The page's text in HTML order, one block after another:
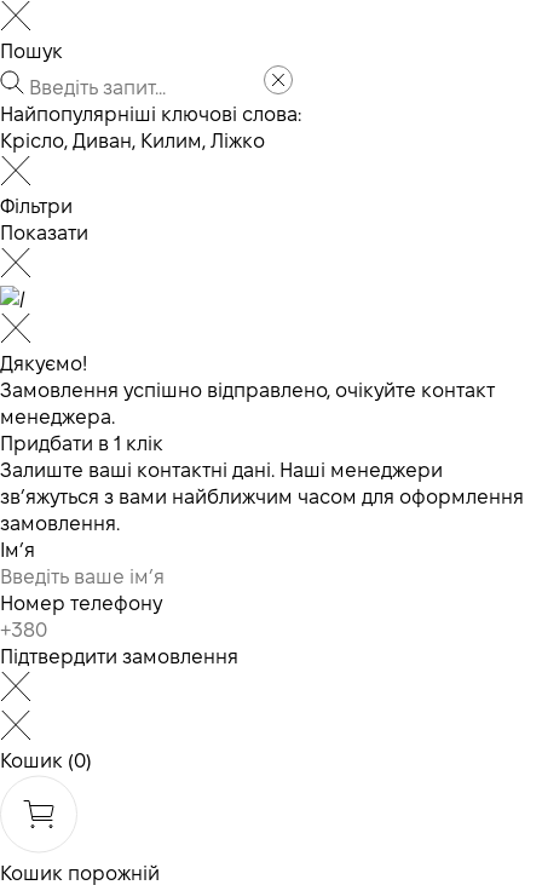
Пошук
Найпопулярніші ключові слова:
Крісло, Диван, Килим, Ліжко
Фільтри
Показати
Дякуємо!
Замовлення успішно відправлено, очікуйте контакт
менеджера.
Придбати в 1 клік
Залиште ваші контактні дані. Наші менеджери
зв’яжуться з вами найближчим часом для оформлення
замовлення.
Ім’я
Номер телефону
Підтвердити замовлення
Кошик (0)
Кошик порожній